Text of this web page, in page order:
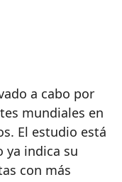
a cabo por
mundiales en
El estudio está
ya indica su
con más